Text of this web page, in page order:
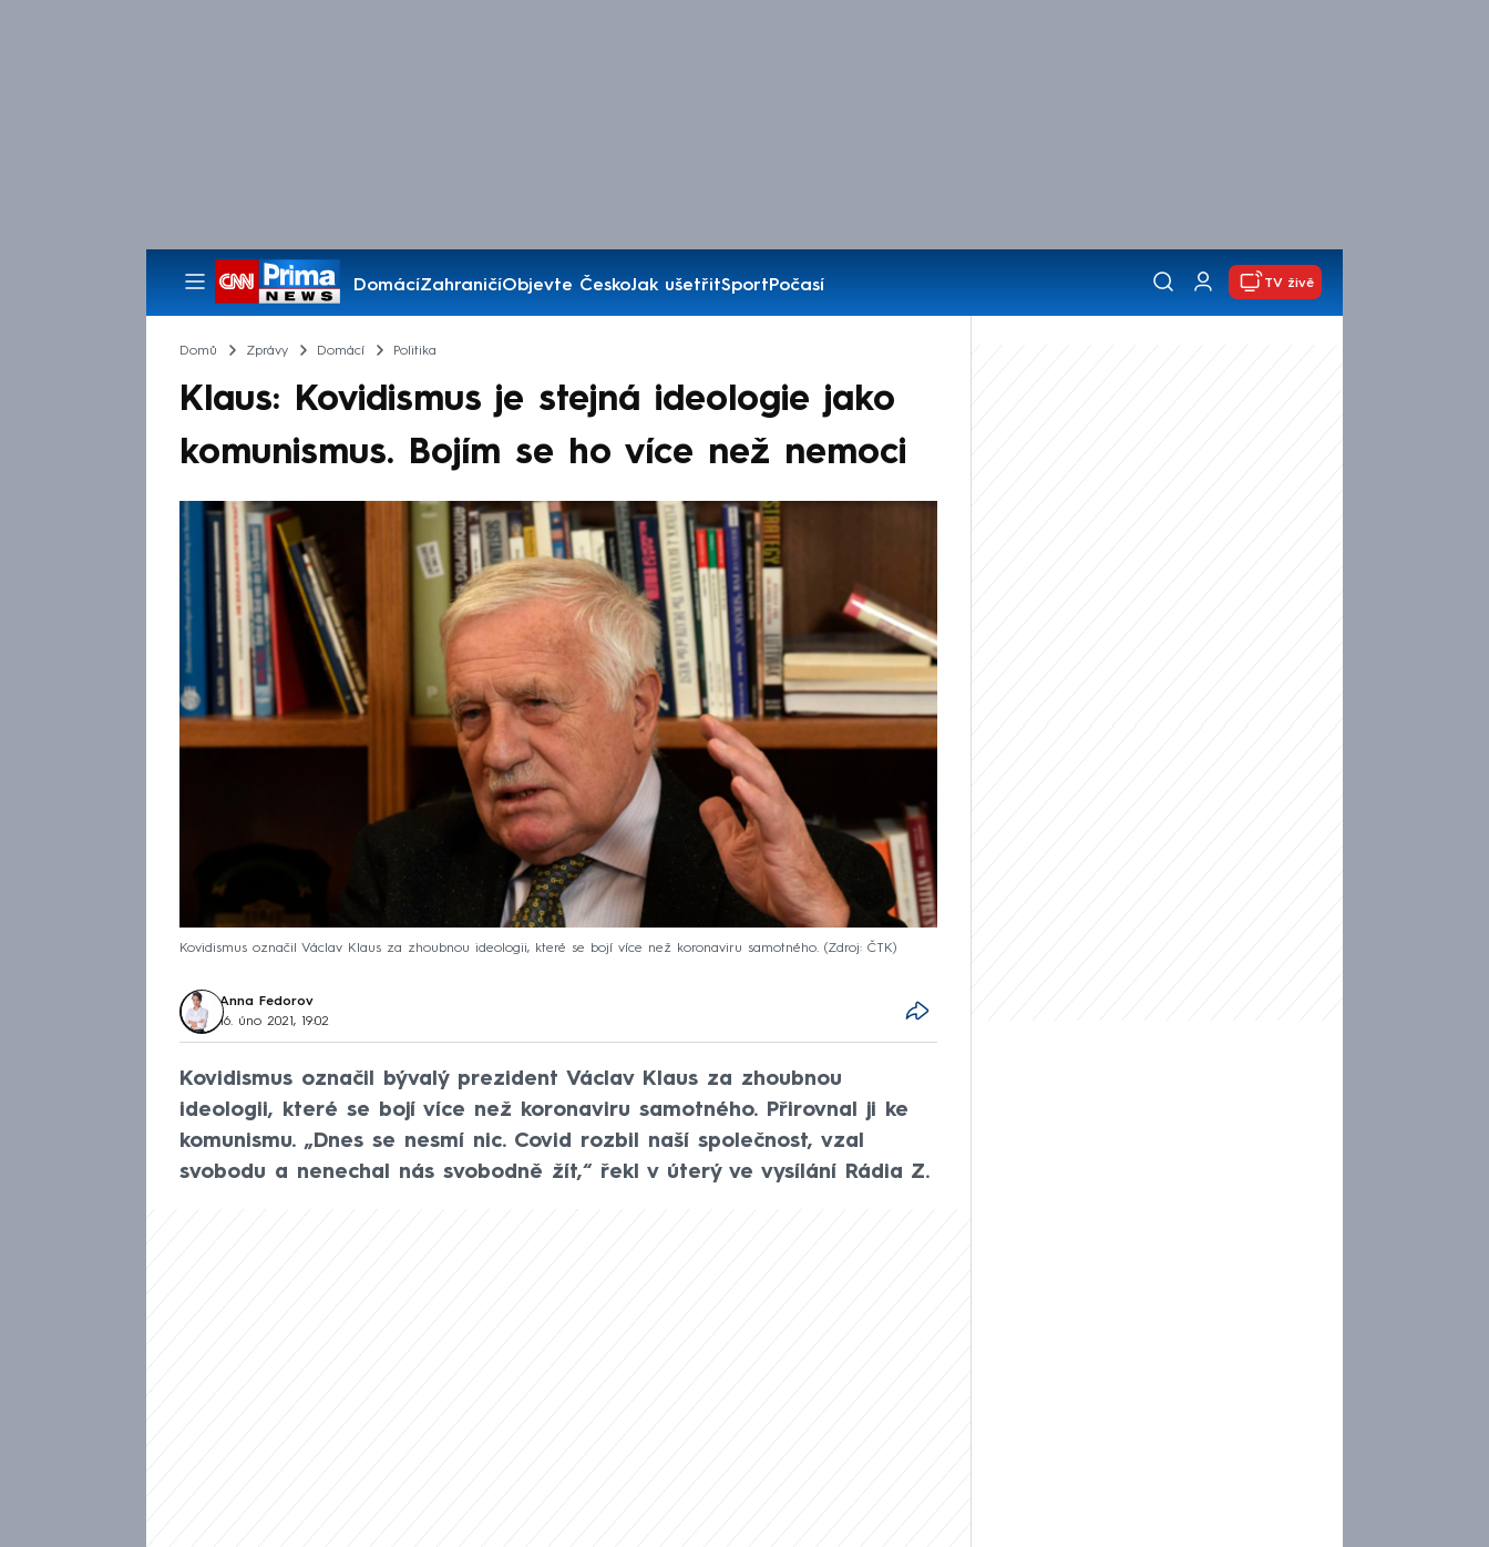
DomácíZahraničíObjevte ČeskoJak ušetřitSportPočasí
Pořady
TV živě
Domů Zprávy Domácí Politika
Klaus: Kovidismus je stejná ideologie jako
komunismus. Bojím se ho více než nemoci
Kovidismus označil Václav Klaus za zhoubnou ideologii, které se bojí více než koronaviru samotného. Zdroj: ČTK
Anna Fedorov
16. úno 2021, 19:02
Kovidismus označil bývalý prezident Václav Klaus za zhoubnou
ideologii, které se bojí více než koronaviru samotného. Přirovnal ji ke
komunismu. „Dnes se nesmí nic. Covid rozbil naší společnost, vzal
svobodu a nenechal nás svobodně žít,“ řekl v úterý ve vysílání Rádia Z.